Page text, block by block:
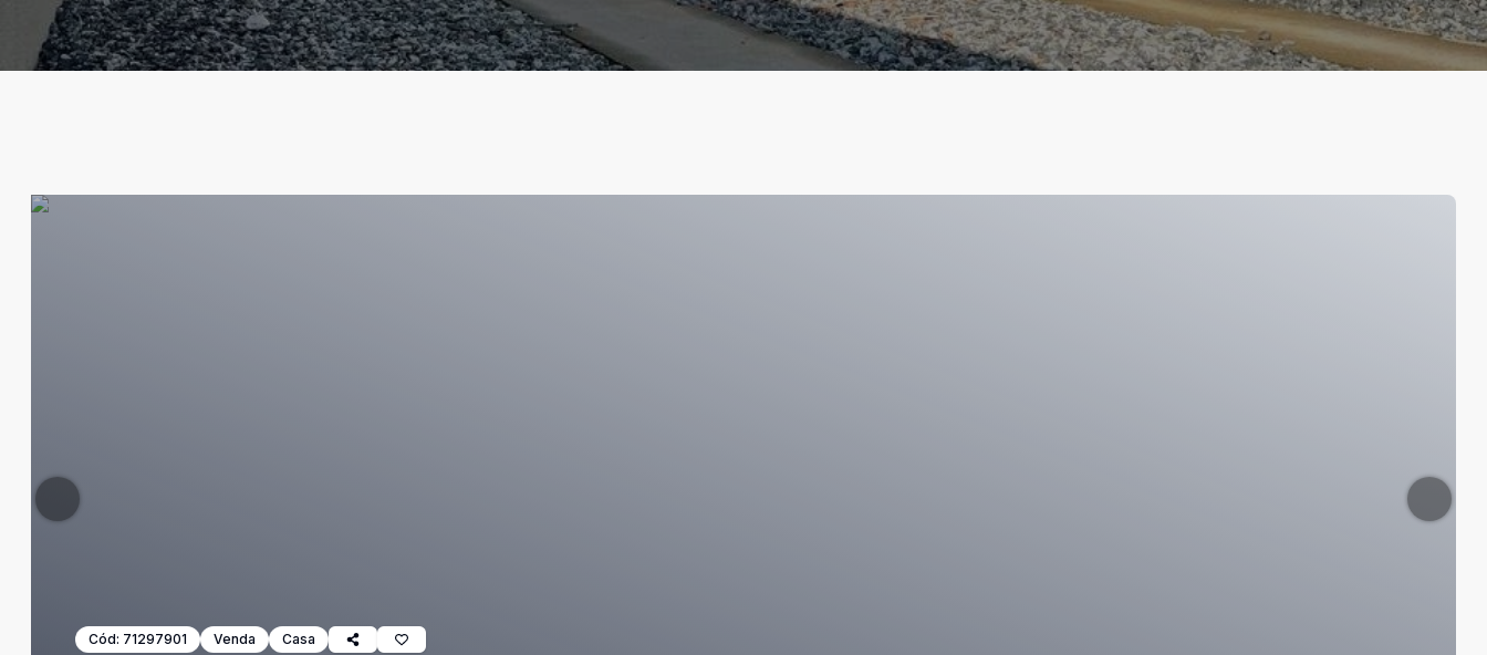
Cód: 71297901 Venda Casa